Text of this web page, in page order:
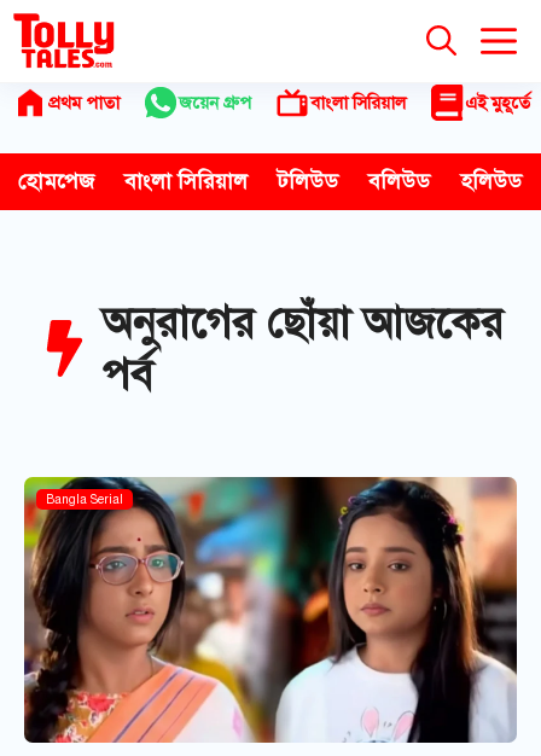
Skip
content
প্রথম পাতা জয়েন গ্রুপ বাংলা সিরিয়াল এই মুহূর্তে
হোমপেজ বাংলা সিরিয়াল টলিউড বলিউড হলিউড
অনুরাগের ছোঁয়া আজকের
পর্ব
Bangla Serial